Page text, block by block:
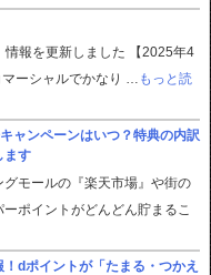
報を更新しました 【2025年4
ーシャルでかなり …
もっと読
ャンペーンはいつ？特典の内訳
ます
モールの『楽天市場』や街の
ポイントがどんどん貯まるこ
dポイントが「たまる・つかえ